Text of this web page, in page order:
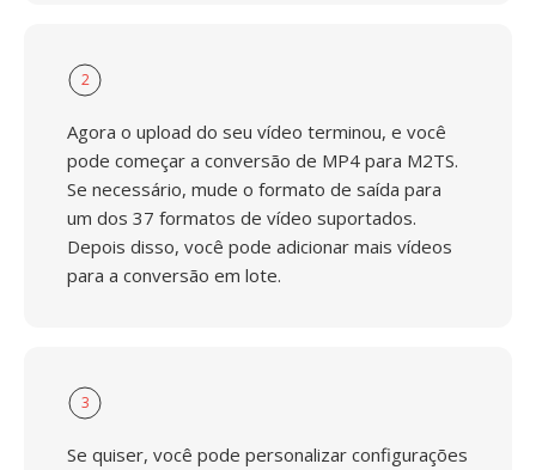
2
Agora o upload do seu vídeo terminou, e você
pode começar a conversão de MP4 para M2TS.
Se necessário, mude o formato de saída para
um dos 37 formatos de vídeo suportados.
Depois disso, você pode adicionar mais vídeos
para a conversão em lote.
3
Se quiser, você pode personalizar configurações